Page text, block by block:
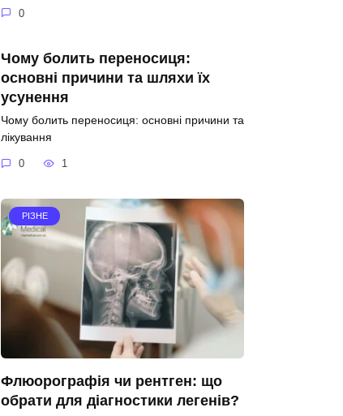
0
Чому болить переносиця:
основні причини та шляхи їх
усунення
Чому болить переносиця: основні причини та
лікування
0 1
РІЗНЕ
Флюорографія чи рентген: що
обрати для діагностики легенів?